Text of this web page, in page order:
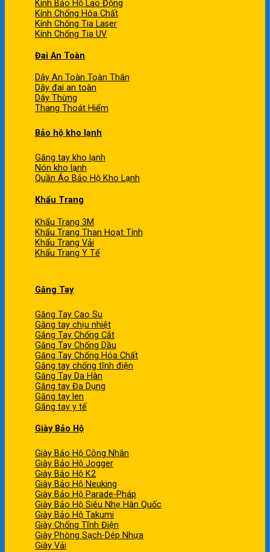
Kính Bảo Hộ Lao Động
Kính Chống Hóa Chất
Kính Chống Tia Laser
Kính Chống Tia UV
Đai An Toàn
Dây An Toàn Toàn Thân
Dây đai an toàn
Dây Thừng
Thang Thoát Hiểm
Bảo hộ kho lạnh
Găng tay kho lạnh
Nón kho lạnh
Quần Áo Bảo Hộ Kho Lạnh
Khẩu Trang
Khẩu Trang 3M
Khẩu Trang Than Hoạt Tính
Khẩu Trang Vải
Khẩu Trang Y Tế
Găng Tay
Găng Tay Cao Su
Găng tay chịu nhiệt
Găng Tay Chống Cắt
Găng Tay Chống Dầu
Găng Tay Chống Hóa Chất
Găng tay chống tĩnh điện
Găng Tay Da Hàn
Găng tay Đa Dụng
Găng tay len
Găng tay y tế
Giày Bảo Hộ
Giày Bảo Hộ Công Nhân
Giày Bảo Hộ Jogger
Giày Bảo Hộ K2
Giày Bảo Hộ Neuking
Giày Bảo Hộ Parade-Pháp
Giày Bảo Hộ Siêu Nhẹ Hàn Quốc
Giày Bảo Hộ Takumi
Giày Chống Tĩnh Điện
Giày Phòng Sạch-Dép Nhựa
Giày Vải